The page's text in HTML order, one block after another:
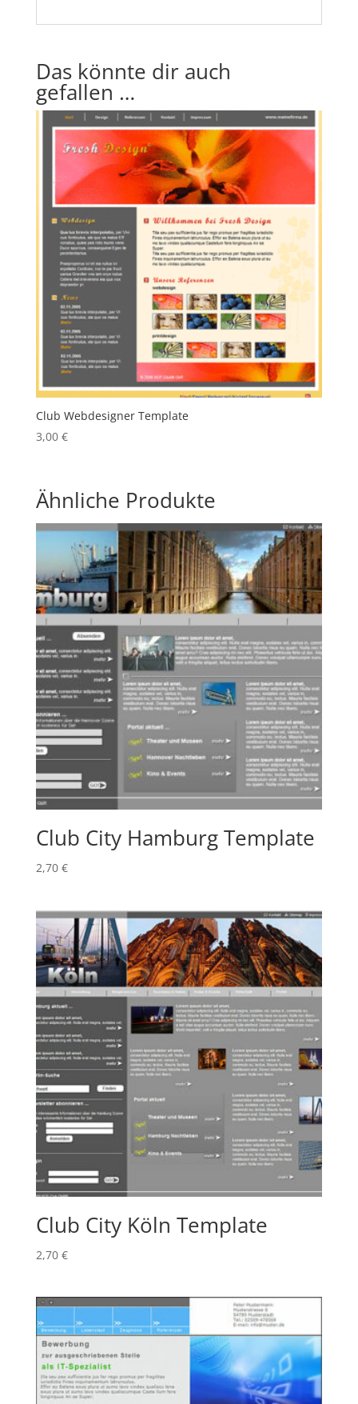
Das könnte dir auch
gefallen …
Club Webdesigner Template
3,00 €
Ähnliche Produkte
Club City Hamburg Template
2,70 €
Club City Köln Template
2,70 €